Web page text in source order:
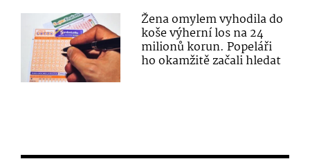
Žena omylem vyhodila do
koše výherní los na 24
milionů korun. Popeláři
ho okamžitě začali hledat